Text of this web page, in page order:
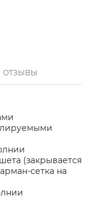
ОТЗЫВЫ
(закрывается
сетка на